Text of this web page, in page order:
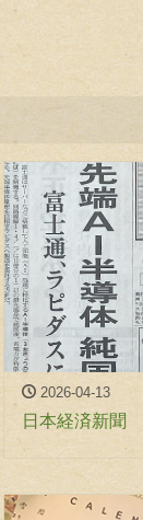
2026-04-13
日本経済新聞